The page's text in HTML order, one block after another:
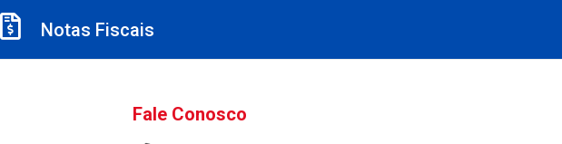
Notas Fiscais
Fale Conosco